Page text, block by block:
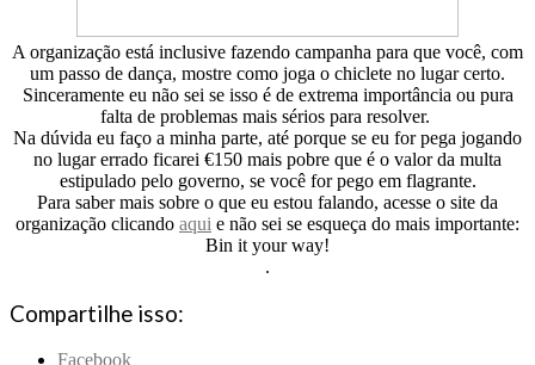
A organização está inclusive fazendo campanha para que você, com
um passo de dança, mostre como joga o chiclete no lugar certo.
Sinceramente eu não sei se isso é de extrema importância ou pura
falta de problemas mais sérios para resolver.
Na dúvida eu faço a minha parte, até porque se eu for pega jogando
no lugar errado ficarei €150 mais pobre que é o valor da multa
estipulado pelo governo, se você for pego em flagrante.
Para saber mais sobre o que eu estou falando, acesse o site da
organização clicando aqui e não sei se esqueça do mais importante:
Bin it your way!
.
Compartilhe isso:
Facebook